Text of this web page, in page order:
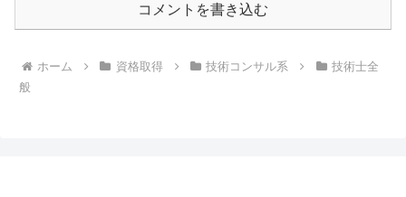
コメントを書き込む
ホーム 資格取得 技術コンサル系
技術士全
般